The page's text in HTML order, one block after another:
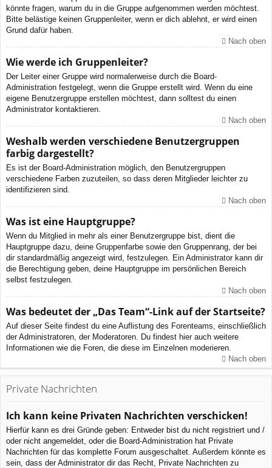
könnte fragen, warum du in die Gruppe aufgenommen werden möchtest.
Bitte belästige keinen Gruppenleiter, wenn er dich ablehnt, er wird einen
Grund dafür haben.
Nach oben
Wie werde ich Gruppenleiter?
Der Leiter einer Gruppe wird normalerweise durch die Board-
Administration festgelegt, wenn die Gruppe erstellt wird. Wenn du eine
eigene Benutzergruppe erstellen möchtest, dann solltest du einen
Administrator kontaktieren.
Nach oben
Weshalb werden verschiedene Benutzergruppen
farbig dargestellt?
Es ist der Board-Administration möglich, den Benutzergruppen
verschiedene Farben zuzuteilen, so dass deren Mitglieder leichter zu
identifizieren sind.
Nach oben
Was ist eine Hauptgruppe?
Wenn du Mitglied in mehr als einer Benutzergruppe bist, dient die
Hauptgruppe dazu, deine Gruppenfarbe sowie den Gruppenrang, der bei
dir standardmäßig angezeigt wird, festzulegen. Ein Administrator kann dir
die Berechtigung geben, deine Hauptgruppe im persönlichen Bereich
selbst festzulegen.
Nach oben
Was bedeutet der „Das Team“-Link auf der Startseite?
Auf dieser Seite findest du eine Auflistung des Forenteams, einschließlich
der Administratoren, der Moderatoren. Du findest hier auch weitere
Informationen wie die Foren, die diese im Einzelnen moderieren.
Nach oben
Private Nachrichten
Ich kann keine Privaten Nachrichten verschicken!
Hierfür kann es drei Gründe geben: Entweder bist du nicht registriert und /
oder nicht angemeldet, oder die Board-Administration hat Private
Nachrichten für das komplette Forum ausgeschaltet. Außerdem könnte es
sein, dass der Administrator dir das Recht, Private Nachrichten zu